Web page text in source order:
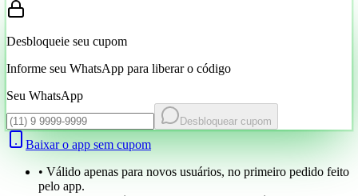
Desbloqueie seu cupom
Informe seu WhatsApp para liberar o código
Seu WhatsApp
Desbloquear cupom
Baixar o app sem cupom
• Válido apenas para novos usuários, no primeiro pedido feito
pelo app.